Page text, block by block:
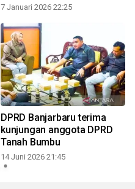
7 Januari 2026 22:25
DPRD Banjarbaru terima
kunjungan anggota DPRD
Tanah Bumbu
14 Juni 2026 21:45